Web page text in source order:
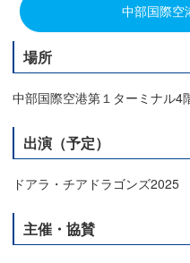
中部国際空
場所
中部国際空港第１ターミナル4
出演（予定）
ドアラ・チアドラゴンズ2025
主催・協賛